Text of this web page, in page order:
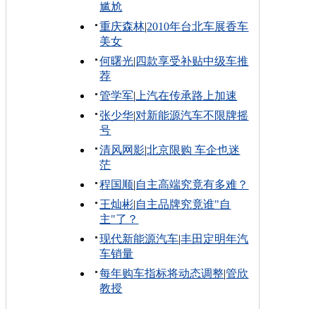
尴尬
重庆森林|2010年台北车展香车
美女
何曙光| 四款享受补贴中级车推
荐
管学军| 上汽在传承路上加速
张少华|对新能源汽车不限牌摇
号
清风网影|北京限购 车企也迷
茫
程国顺|自主高端究竟有多难？
王灿彬|自主品牌究竟谁"自
主"了？
现代新能源汽车|丰田定明年汽
车销量
每年购车指标将动态调整|管欣
教授